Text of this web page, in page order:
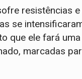
resistências
se
que ele fará
marcadas